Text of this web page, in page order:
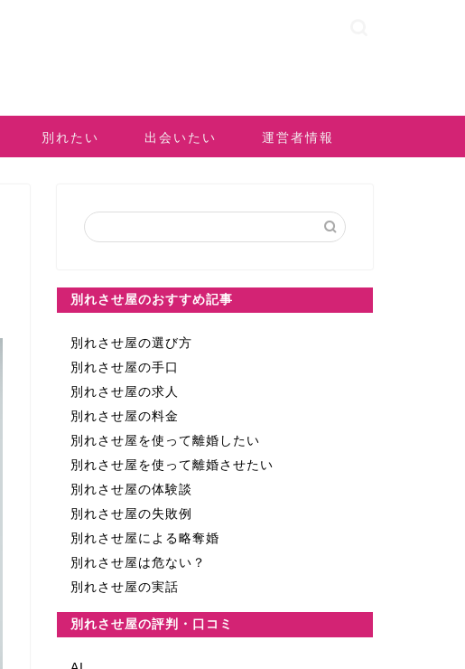
別れたい 出会いたい 運営者情報
別れさせ屋のおすすめ記事
別れさせ屋の選び方
別れさせ屋の手口
別れさせ屋の求人
別れさせ屋の料金
別れさせ屋を使って離婚したい
別れさせ屋を使って離婚させたい
別れさせ屋の体験談
別れさせ屋の失敗例
別れさせ屋による略奪婚
別れさせ屋は危ない？
別れさせ屋の実話
別れさせ屋の評判・口コミ